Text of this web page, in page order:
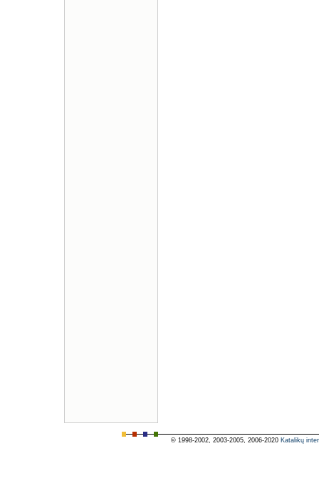
© 1998-2002, 2003-2005, 2006-2020 Katalikų